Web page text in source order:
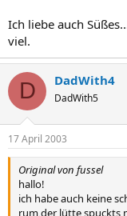
Ich liebe auch
viel.
D DadWith4
DadWith5
17 April 2003
Original von fussel
hallo!
ich habe auch keine
rum,der lütte spuckts